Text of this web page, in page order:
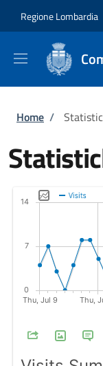
Regione Lombardia
Briciole
Home /